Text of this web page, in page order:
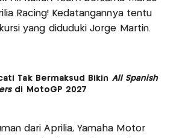
Racing! Kedatangannya tentu
yang diduduki Jorge Martin.
Tak Bermaksud Bikin All Spanish
di MotoGP 2027
dari Aprilia, Yamaha Motor